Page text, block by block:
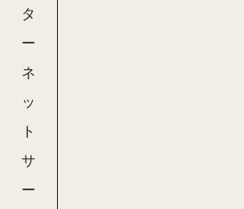
タ
ー
ネ
ッ
ト
サ
ー